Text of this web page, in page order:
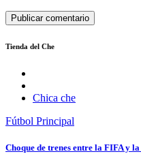
Tienda del Che
Chica che
Fútbol Principal
Choque de trenes entre la FIFA y